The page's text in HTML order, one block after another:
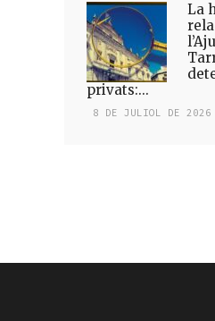
La
privats:...
8 DE JULIOL DE 2026